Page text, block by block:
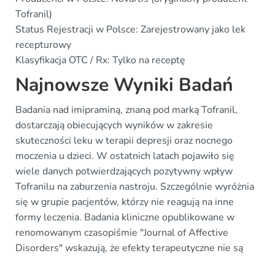
Tofranil)
Status Rejestracji w Polsce: Zarejestrowany jako lek
recepturowy
Klasyfikacja OTC / Rx: Tylko na receptę
Najnowsze Wyniki Badań
Badania nad imipraminą, znaną pod marką Tofranil,
dostarczają obiecujących wyników w zakresie
skuteczności leku w terapii depresji oraz nocnego
moczenia u dzieci. W ostatnich latach pojawiło się
wiele danych potwierdzających pozytywny wpływ
Tofranilu na zaburzenia nastroju. Szczególnie wyróżnia
się w grupie pacjentów, którzy nie reagują na inne
formy leczenia. Badania kliniczne opublikowane w
renomowanym czasopiśmie "Journal of Affective
Disorders" wskazują, że efekty terapeutyczne nie są